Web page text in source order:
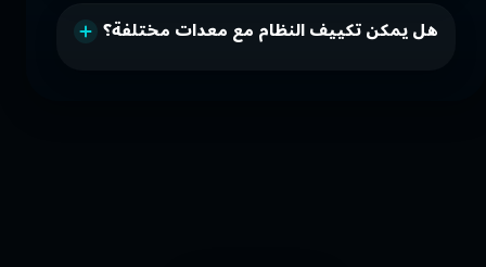
هل يمكن تكييف النظام مع معدات مختلفة؟